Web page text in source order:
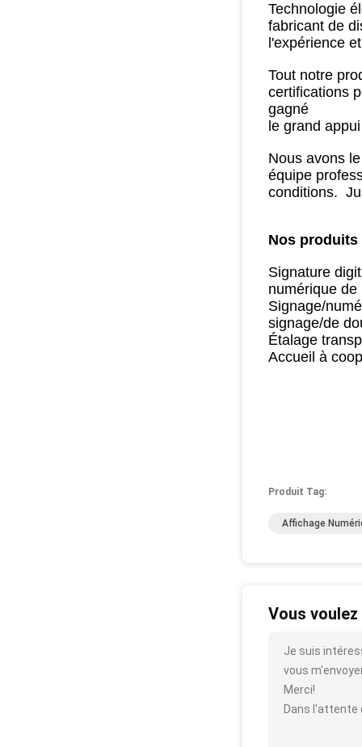
Technologie
fabricant de
l'expérience
Tout notre
certifications
gagné
le grand
Nous avons
équipe
conditions.
Nos
Signature
numérique de
Signage/
signage/de
Étalage
Accueil à
Produit Tag:
Affichage
Vous
Je suis
vous
Merci!
Dans l'attente